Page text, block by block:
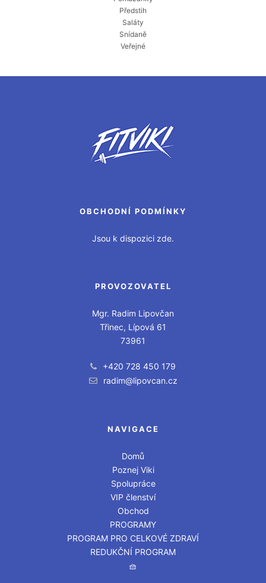
Předstih
Saláty
Snídaně
Veřejné
OBCHODNÍ PODMÍNKY
Jsou k dispozici zde.
PROVOZOVATEL
Mgr. Radim Lipovčan
Třinec, Lípová 61
73961
+420 728 450 179
radim@lipovcan.cz
NAVIGACE
Domů
Poznej Viki
Spolupráce
VIP členství
Obchod
PROGRAMY
PROGRAM PRO CELKOVÉ ZDRAVÍ
REDUKČNÍ PROGRAM
🧺